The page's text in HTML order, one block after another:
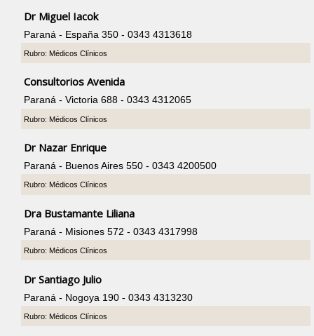
Dr Miguel Iacok
Paraná - España 350 - 0343 4313618
Rubro: Médicos Clínicos
Consultorios Avenida
Paraná - Victoria 688 - 0343 4312065
Rubro: Médicos Clínicos
Dr Nazar Enrique
Paraná - Buenos Aires 550 - 0343 4200500
Rubro: Médicos Clínicos
Dra Bustamante Liliana
Paraná - Misiones 572 - 0343 4317998
Rubro: Médicos Clínicos
Dr Santiago Julio
Paraná - Nogoya 190 - 0343 4313230
Rubro: Médicos Clínicos